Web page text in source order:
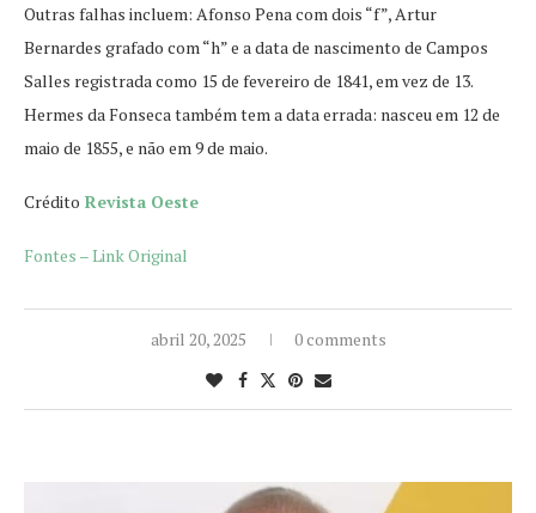
Outras falhas incluem: Afonso Pena com dois “f”, Artur
Bernardes grafado com “h” e a data de nascimento de Campos
Salles registrada como 15 de fevereiro de 1841, em vez de 13.
Hermes da Fonseca também tem a data errada: nasceu em 12 de
maio de 1855, e não em 9 de maio.
Crédito Revista Oeste
Fontes – Link Original
abril 20, 2025 0 comments